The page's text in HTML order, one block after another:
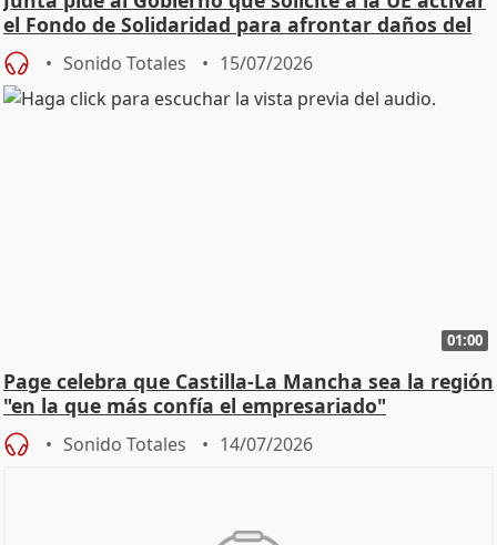
el Fondo de Solidaridad para afrontar daños del
Sonido Totales 15/07/2026
01:00
Page celebra que Castilla-La Mancha sea la región
"en la que más confía el empresariado"
Sonido Totales 14/07/2026